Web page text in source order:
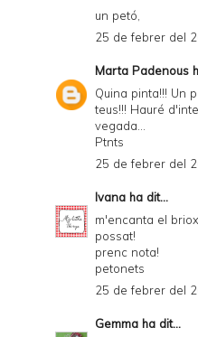
un petó,
25 de febrer del
Marta Padenous
Quina pinta!!! Un
teus!!! Hauré
vegada...
Ptnts
25 de febrer del
Ivana ha dit...
m'encanta el
possat!
prenc nota!
petonets
25 de febrer del
Gemma ha dit...